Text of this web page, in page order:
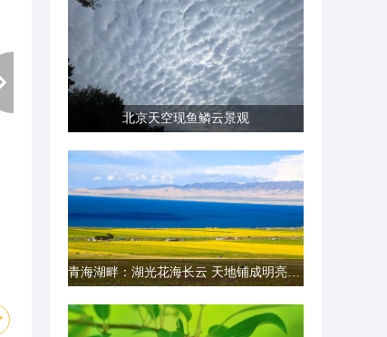
北京天空现鱼鳞云景观
青海湖畔：湖光花海长云 天地铺成明亮画卷